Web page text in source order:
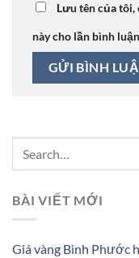
Lưu tên của
này cho lần bình
BÀI VIẾT MỚI
Giá vàng Bình Phước